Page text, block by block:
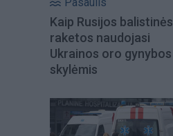
Kaip Rusijos balistinės
raketos naudojasi
Ukrainos oro gynybos
skylėmis